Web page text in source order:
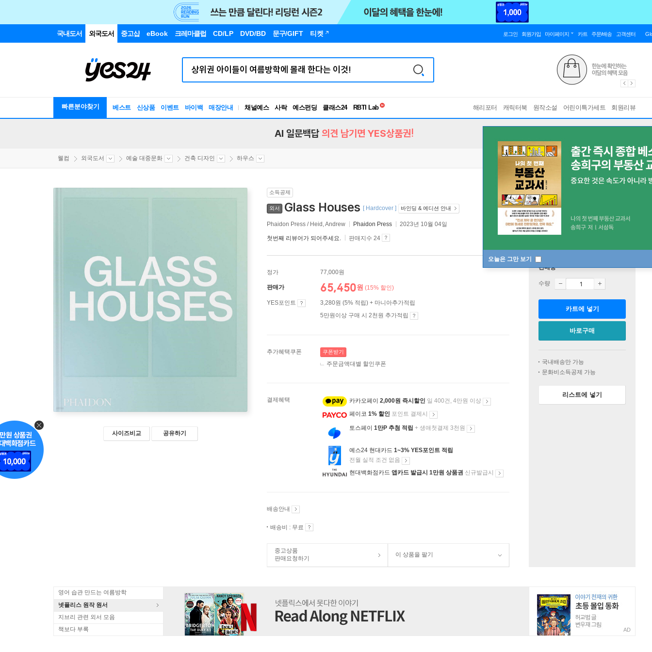
국내도서 외국도서 중고샵 eBook 크레마클럽 CD/LP DVD/BD 문구/GIFT 티켓 로그인 회원가입 마이페이지 카트 주문/배송 고객센터
빠른분야찾기 베스트 신상품 이벤트 바이백 매장안내 채널예스 사락 예스펀딩 클래스24
독서유형검사
해리포터 캐릭터북 원작소설 어린이특가세트 회원리뷰
오늘은 그만 보기
AI 일문백답 의견 남기면 YES상품권!
웰컴 외국도서 예술 대중문화 건축 디자인 하우스
사이즈비교 공유하기
소득공제
외서 Glass Houses [ Hardcover ] 바인딩 & 에디션 안내
Phaidon Press / Heid, Andrew Phaidon Press 2023년 10월 04일
첫번째 리뷰어가 되어주세요. 판매지수 24
정가 77,000원
판매가 65,450원 (15% 할인)
YES포인트
3,280원 (5% 적립) + 마니아추가적립
5만원이상 구매 시 2천원 추가적립
추가혜택쿠폰 쿠폰받기
주문금액대별 할인쿠폰
결제혜택 카카오페이 2,000원 즉시할인 일 400건, 4만원 이상
페이코 1% 할인 포인트 결제시
토스페이 1만P 추첨 적립 + 생애첫결제 3천원
예스24 현대카드 1~3% YES포인트 적립
전월 실적 조건 없음
현대백화점카드 앱카드 발급시 1만원 상품권 신규발급시
배송안내
배송비 : 무료
중고상품
판매요청하기
이 상품을 팔기
판매중
수량
카트에 넣기
바로구매
국내배송만 가능
문화비소득공제 가능
리스트에 넣기
영어 습관 만드는 여름방학
넷플리스 원작 원서
지브리 관련 외서 모음
책보다 부록
AD